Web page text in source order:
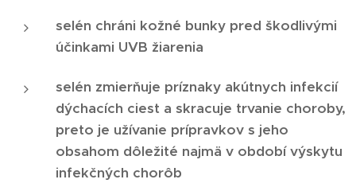
selén chráni kožné bunky pred škodlivými
účinkami UVB žiarenia
selén zmierňuje príznaky akútnych infekcií
dýchacích ciest a skracuje trvanie choroby,
preto je užívanie prípravkov s jeho
obsahom dôležité najmä v období výskytu
infekčných chorôb